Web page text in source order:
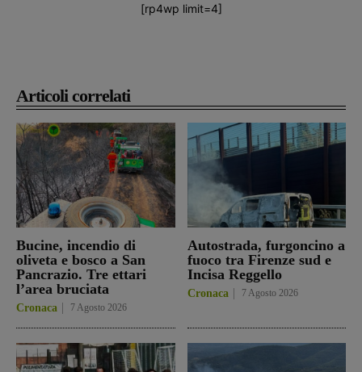
Articoli correlati
Bucine, incendio di
oliveta e bosco a San
Pancrazio. Tre ettari
l’area bruciata
Cronaca 7 Agosto 2026
Autostrada, furgoncino a
fuoco tra Firenze sud e
Incisa Reggello
Cronaca 7 Agosto 2026
[rp4wp limit=4]